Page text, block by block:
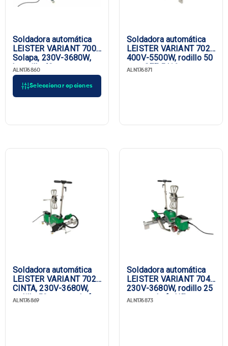
Seleccionar opciones
Soldadora automática
LEISTER VARIANT 700
Solapa, 230V-3680W,
boquilla 40 mm,
enchufe UE
ALN176860
Soldadora automática
LEISTER VARIANT 702,
400V-5500W, rodillo 50
mm, CEE 5/16
ALN176871
Soldadora automática
LEISTER VARIANT 702
CINTA, 230V-3680W,
rodillo 50 mm, enchufe
ALN176869
Soldadora automática
LEISTER VARIANT 704,
230V-3680W, rodillo 25
mm, enchufe UE
ALN176873